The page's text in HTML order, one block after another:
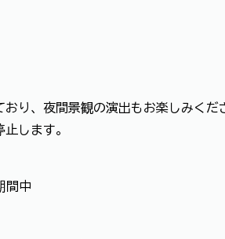
り、夜間景観の演出もお楽しみくだ
します。
間中